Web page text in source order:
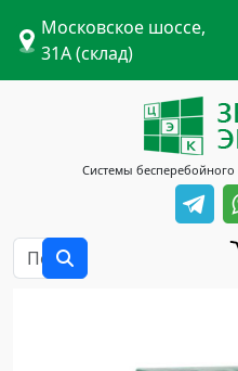
Московское шоссе,
31А (склад)
Системы бесперебойного